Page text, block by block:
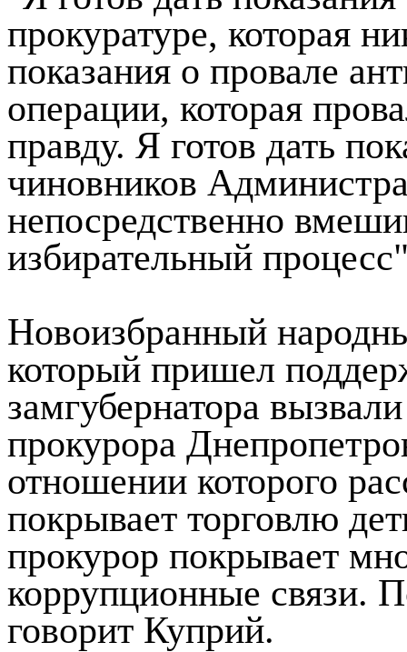
прокуратуре, которая
показания о провале
операции, которая
правду. Я готов дать
чиновников
непосредственно
избирательный
Новоизбранный
который пришел
замгубернатора
прокурора
отношении которого
покрывает торговлю
прокурор покрывает
коррупционные связи.
говорит Куприй.